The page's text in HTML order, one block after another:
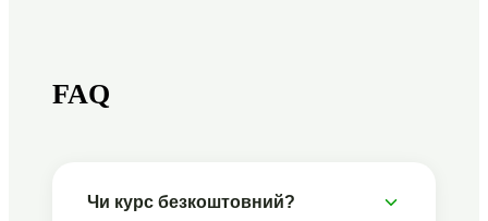
FAQ
Чи курс безкоштовний?